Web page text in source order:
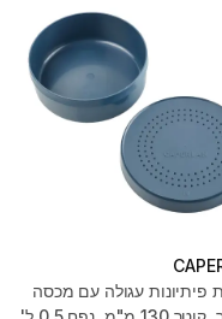
פיתיונות עגולה עם מכסה